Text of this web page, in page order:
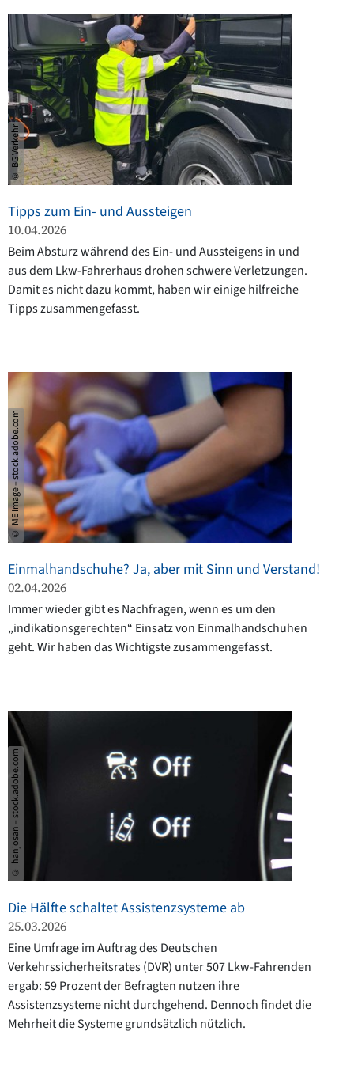
© BG Verkehr
Tipps zum Ein- und Aussteigen
10.04.2026
Beim Absturz während des Ein- und Aussteigens in und
aus dem Lkw-Fahrerhaus drohen schwere Verletzungen.
Damit es nicht dazu kommt, haben wir einige hilfreiche
Tipps zusammengefasst.
© ME Image – stock.adobe.com
Einmalhandschuhe? Ja, aber mit Sinn und Verstand!
02.04.2026
Immer wieder gibt es Nachfragen, wenn es um den
„indikationsgerechten“ Einsatz von Einmalhandschuhen
geht. Wir haben das Wichtigste zusammengefasst.
© hanjosan – stock.adobe.com
Die Hälfte schaltet Assistenzsysteme ab
25.03.2026
Eine Umfrage im Auftrag des Deutschen
Verkehrssicherheitsrates (DVR) unter 507 Lkw-Fahrenden
ergab: 59 Prozent der Befragten nutzen ihre
Assistenzsysteme nicht durchgehend. Dennoch findet die
Mehrheit die Systeme grundsätzlich nützlich.